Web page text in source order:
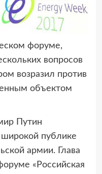
форуме,
вопросов
возразил против
объектом
Путин
публике
армии. Глава
«Российская